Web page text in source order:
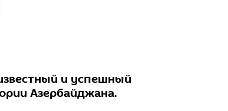
и успешный
Азербайджана.